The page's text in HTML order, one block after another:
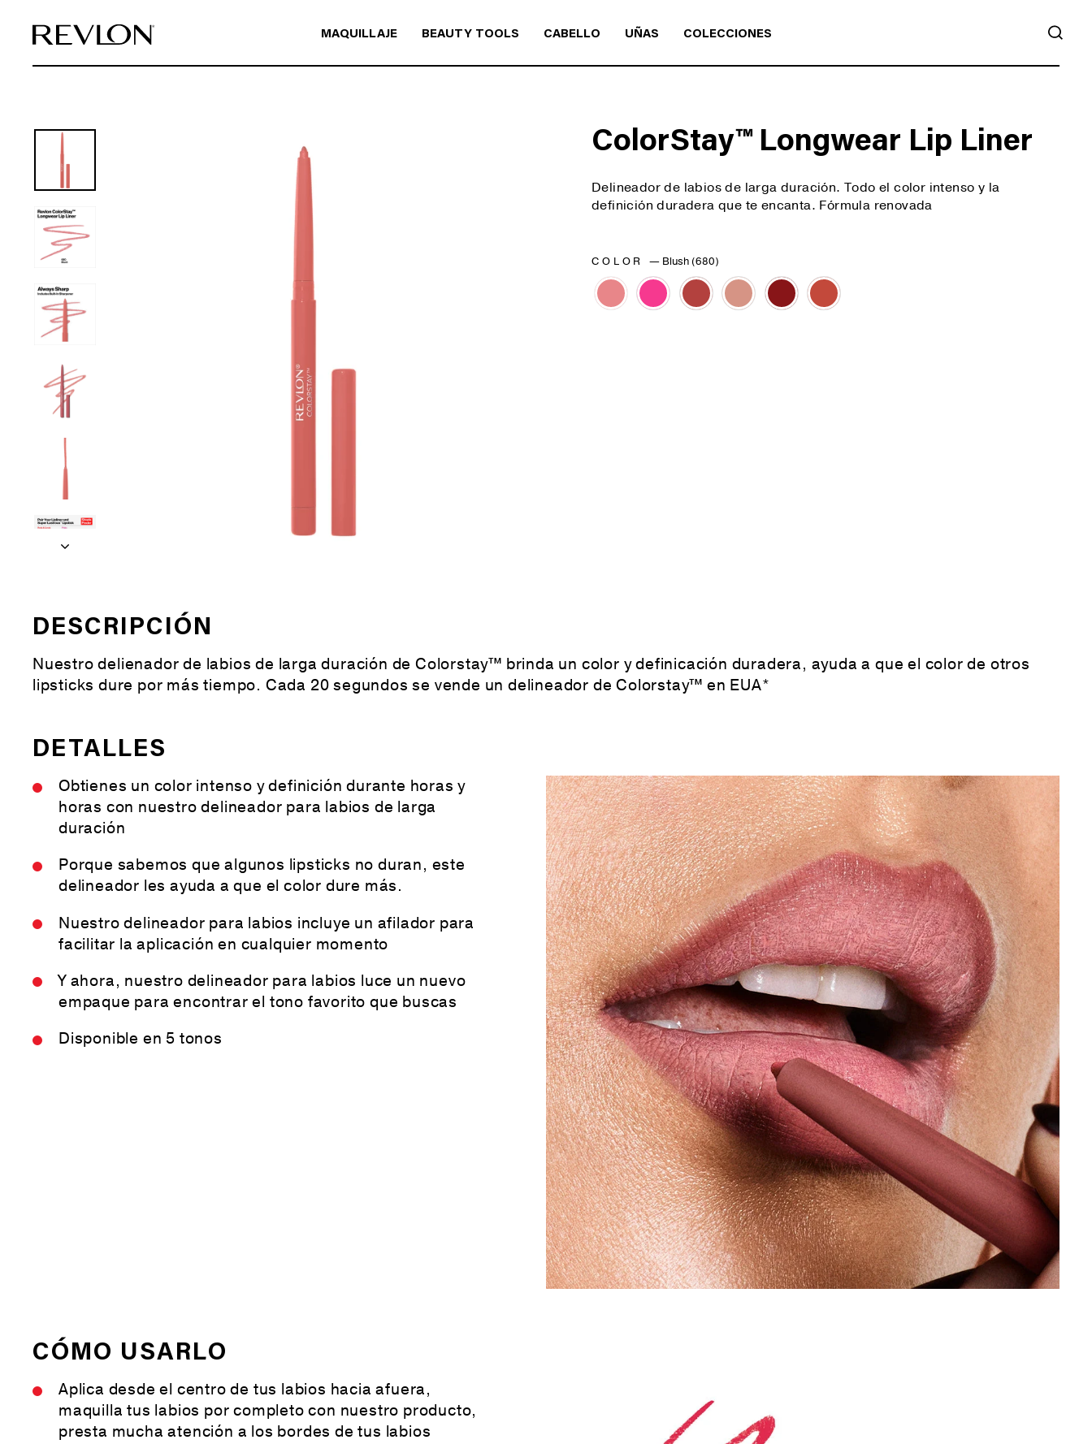
MAQUILLAJE BEAUTY TOOLS CABELLO UÑAS COLECCIONES
ColorStay™ Longwear Lip Liner
Delineador de labios de larga duración. Todo el color intenso y la
definición duradera que te encanta. Fórmula renovada
COLOR— Blush (680)
DESCRIPCIÓN
Nuestro delienador de labios de larga duración de Colorstay™ brinda un color y definicación duradera, ayuda a que el color de otros
lipsticks dure por más tiempo. Cada 20 segundos se vende un delineador de Colorstay™ en EUA*
DETALLES
Obtienes un color intenso y definición durante horas y
horas con nuestro delineador para labios de larga
duración
Porque sabemos que algunos lipsticks no duran, este
delineador les ayuda a que el color dure más.
Nuestro delineador para labios incluye un afilador para
facilitar la aplicación en cualquier momento
Y ahora, nuestro delineador para labios luce un nuevo
empaque para encontrar el tono favorito que buscas
Disponible en 5 tonos
CÓMO USARLO
Aplica desde el centro de tus labios hacia afuera,
maquilla tus labios por completo con nuestro producto,
presta mucha atención a los bordes de tus labios